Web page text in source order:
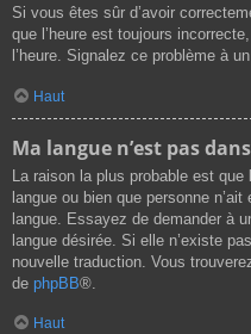
Si vous êtes sûr d’avoir
que l’heure est toujours
l’heure. Signalez ce problème à
Haut
Ma langue n’est pas
La raison la plus probable est
langue ou bien que personne
langue. Essayez de demander à
langue désirée. Si elle n’existe
nouvelle traduction. Vous
de phpBB®.
Haut